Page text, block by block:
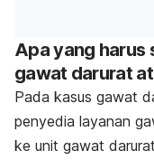
Apa yang harus
gawat darurat
Pada kasus gawat
penyedia layanan
ke unit gawat